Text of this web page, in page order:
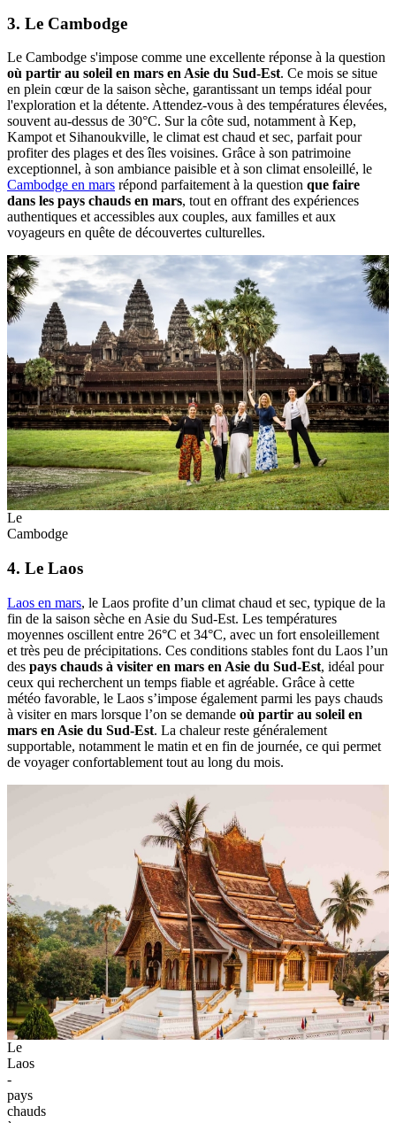
3. Le Cambodge
Le Cambodge s'impose comme une excellente réponse à la question
où partir au soleil en mars en Asie du Sud-Est. Ce mois se situe
en plein cœur de la saison sèche, garantissant un temps idéal pour
l'exploration et la détente. Attendez-vous à des températures élevées,
souvent au-dessus de 30°C. Sur la côte sud, notamment à Kep,
Kampot et Sihanoukville, le climat est chaud et sec, parfait pour
profiter des plages et des îles voisines. Grâce à son patrimoine
exceptionnel, à son ambiance paisible et à son climat ensoleillé, le
Cambodge en mars répond parfaitement à la question que faire
dans les pays chauds en mars, tout en offrant des expériences
authentiques et accessibles aux couples, aux familles et aux
voyageurs en quête de découvertes culturelles.
Le
Cambodge
4. Le Laos
Laos en mars, le Laos profite d’un climat chaud et sec, typique de la
fin de la saison sèche en Asie du Sud-Est. Les températures
moyennes oscillent entre 26°C et 34°C, avec un fort ensoleillement
et très peu de précipitations. Ces conditions stables font du Laos l’un
des pays chauds à visiter en mars en Asie du Sud-Est, idéal pour
ceux qui recherchent un temps fiable et agréable. Grâce à cette
météo favorable, le Laos s’impose également parmi les pays chauds
à visiter en mars lorsque l’on se demande où partir au soleil en
mars en Asie du Sud-Est. La chaleur reste généralement
supportable, notamment le matin et en fin de journée, ce qui permet
de voyager confortablement tout au long du mois.
Le
Laos
-
pays
chauds